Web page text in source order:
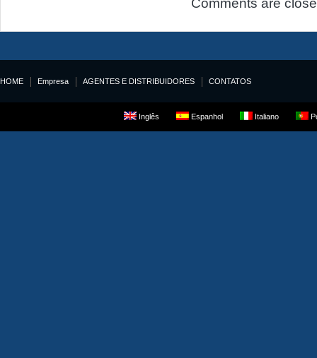
Comments are
HOME Empresa AGENTES E DISTRIBUIDORES CONTATOS
Inglês Espanhol Italiano